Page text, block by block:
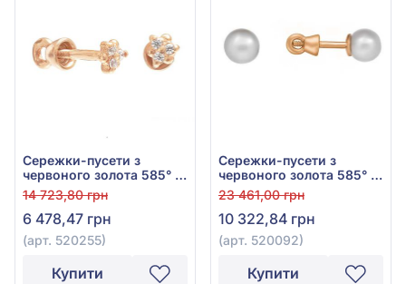
Сережки-пусети з
червоного золота 585° з
фіанітом/куб.цирконієм,
арт. 520255
14 723,80 грн
6 478,47 грн
(арт. 520255)
Купити
Сережки-пусети з
червоного золота 585° з
перлами, арт. 520092
23 461,00 грн
10 322,84 грн
(арт. 520092)
Купити